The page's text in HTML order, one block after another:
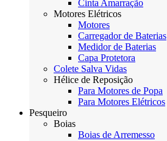
Cinta Amarração
Motores Elétricos
Motores
Carregador de Baterias
Medidor de Baterias
Capa Protetora
Colete Salva Vidas
Hélice de Reposição
Para Motores de Popa
Para Motores Elétricos
Pesqueiro
Boias
Boias de Arremesso